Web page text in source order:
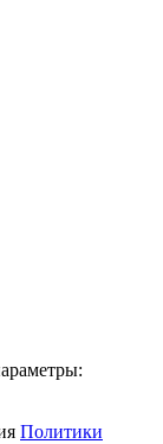
Политики